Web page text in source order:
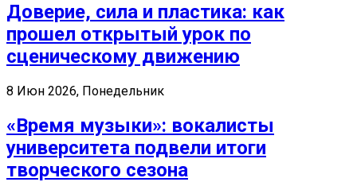
Доверие, сила и пластика: как
прошел открытый урок по
сценическому движению
8 Июн 2026, Понедельник
«Время музыки»: вокалисты
университета подвели итоги
творческого сезона